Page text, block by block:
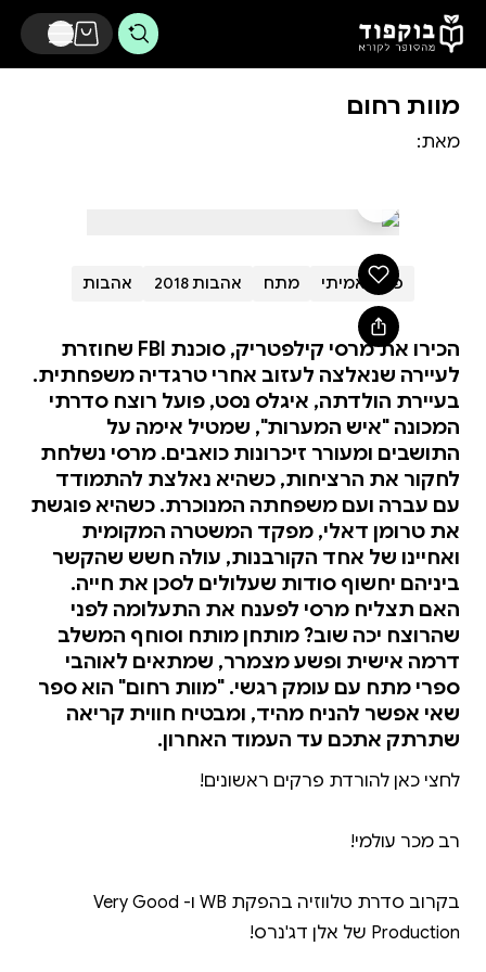
דלג לתוכן הראשי
מוות רחום
מאת:
פשע אמיתי מתח אהבות 2018 אהבות
הכירו את מרסי קילפטריק, סוכנת FBI שחוזרת
לעיירה שנאלצה לעזוב אחרי טרגדיה משפחתית.
בעיירת הולדתה, איגלס נסט, פועל רוצח סדרתי
המכונה "איש המערות", שמטיל אימה על
התושבים ומעורר זיכרונות כואבים. מרסי נשלחת
לחקור את הרציחות, כשהיא נאלצת להתמודד
עם עברה ועם משפחתה המנוכרת. כשהיא פוגשת
את טרומן דאלי, מפקד המשטרה המקומית
ואחיינו של אחד הקורבנות, עולה חשש שהקשר
ביניהם יחשוף סודות שעלולים לסכן את חייה.
האם תצליח מרסי לפענח את התעלומה לפני
שהרוצח יכה שוב? מותחן מותח וסוחף המשלב
דרמה אישית ופשע מצמרר, שמתאים לאוהבי
ספרי מתח עם עומק רגשי. "מוות רחום" הוא ספר
שאי אפשר להניח מהיד, ומבטיח חווית קריאה
שתרתק אתכם עד העמוד האחרון.
בקרוב סדרת טלווזיה בהפקת WB ו- Very Good